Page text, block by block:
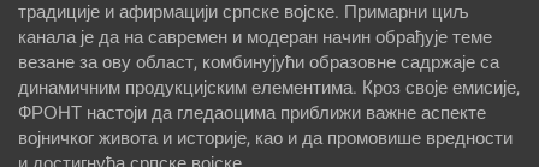
традиције и афирмацији српске војске. Примарни циљ
канала је да на савремен и модеран начин обрађује теме
везане за ову област, комбинујући образовне садржаје са
динамичним продукцијским елементима. Кроз своје емисије,
ФРОНТ настоји да гледаоцима приближи важне аспекте
војничког живота и историје, као и да промовише вредности